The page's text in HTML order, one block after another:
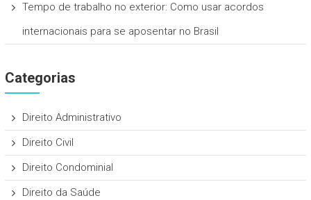
Tempo de trabalho no exterior: Como usar acordos
internacionais para se aposentar no Brasil
Categorias
Direito Administrativo
Direito Civil
Direito Condominial
Direito da Saúde